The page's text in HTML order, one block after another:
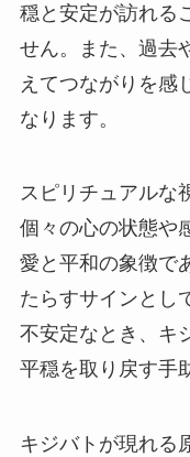
穏と安定が訪れる
せん。また、過去
えてつながりを感
なります。
スピリチュアルな
個々の心の状態や
愛と平和の象徴で
たらすサインとし
不安定なとき、キ
平穏を取り戻す手
キジバトが現れる